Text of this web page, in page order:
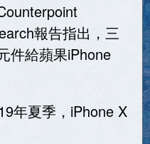
報告指出，三
件給蘋果iPhone
年夏季，iPhone X